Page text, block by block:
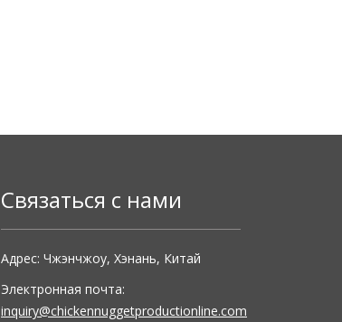
Связаться с нами
Адрес: Чжэнчжоу, Хэнань, Китай
Электронная почта:
inquiry@chickennuggetproductionline.com